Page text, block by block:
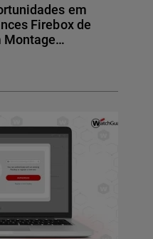
em
Firebox de
Montage…